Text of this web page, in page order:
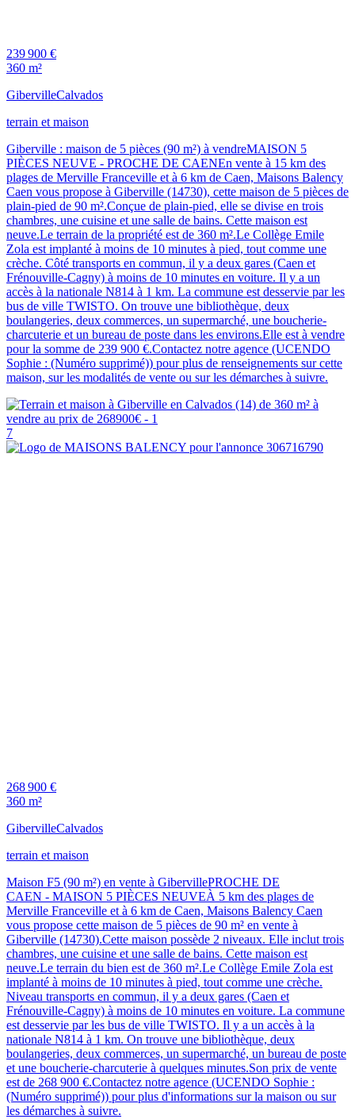
239 900 €
360 m²
GibervilleCalvados
terrain et maison
Giberville : maison de 5 pièces (90 m²) à vendreMAISON 5
PIÈCES NEUVE - PROCHE DE CAENEn vente à 15 km des
plages de Merville Franceville et à 6 km de Caen, Maisons Balency
Caen vous propose à Giberville (14730), cette maison de 5 pièces de
plain-pied de 90 m².Conçue de plain-pied, elle se divise en trois
chambres, une cuisine et une salle de bains. Cette maison est
neuve.Le terrain de la propriété est de 360 m².Le Collège Emile
Zola est implanté à moins de 10 minutes à pied, tout comme une
crèche. Côté transports en commun, il y a deux gares (Caen et
Frénouville-Cagny) à moins de 10 minutes en voiture. Il y a un
accès à la nationale N814 à 1 km. La commune est desservie par les
bus de ville TWISTO. On trouve une bibliothèque, deux
boulangeries, deux commerces, un supermarché, une boucherie-
charcuterie et un bureau de poste dans les environs.Elle est à vendre
pour la somme de 239 900 €.Contactez notre agence (UCENDO
Sophie : (Numéro supprimé)) pour plus de renseignements sur cette
maison, sur les modalités de vente ou sur les démarches à suivre.
7
268 900 €
360 m²
GibervilleCalvados
terrain et maison
Maison F5 (90 m²) en vente à GibervillePROCHE DE
CAEN - MAISON 5 PIÈCES NEUVEÀ 5 km des plages de
Merville Franceville et à 6 km de Caen, Maisons Balency Caen
vous propose cette maison de 5 pièces de 90 m² en vente à
Giberville (14730).Cette maison possède 2 niveaux. Elle inclut trois
chambres, une cuisine et une salle de bains. Cette maison est
neuve.Le terrain du bien est de 360 m².Le Collège Emile Zola est
implanté à moins de 10 minutes à pied, tout comme une crèche.
Niveau transports en commun, il y a deux gares (Caen et
Frénouville-Cagny) à moins de 10 minutes en voiture. La commune
est desservie par les bus de ville TWISTO. Il y a un accès à la
nationale N814 à 1 km. On trouve une bibliothèque, deux
boulangeries, deux commerces, un supermarché, un bureau de poste
et une boucherie-charcuterie à quelques minutes.Son prix de vente
est de 268 900 €.Contactez notre agence (UCENDO Sophie :
(Numéro supprimé)) pour plus d'informations sur la maison ou sur
les démarches à suivre.